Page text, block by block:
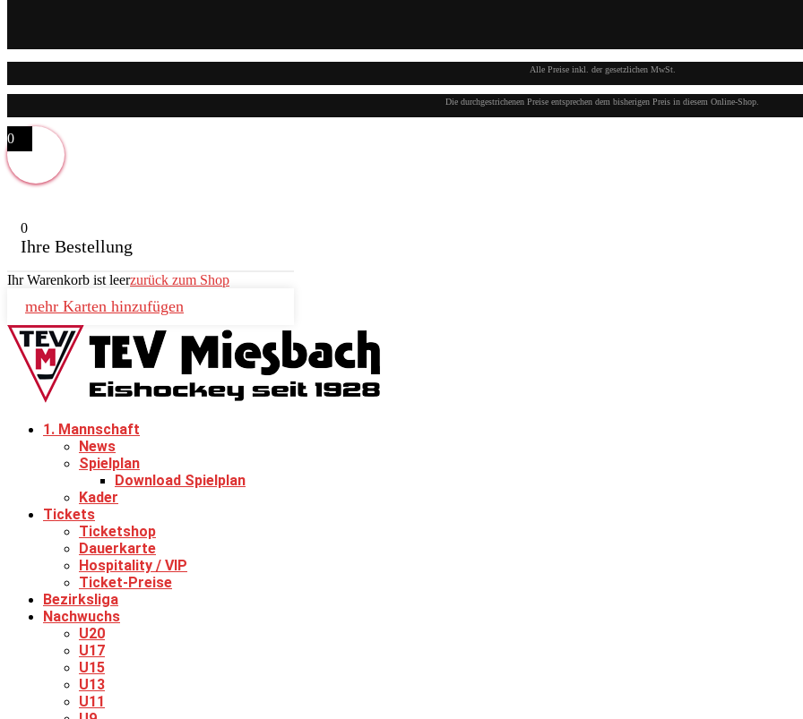
Alle Preise inkl. der gesetzlichen MwSt.
Die durchgestrichenen Preise entsprechen dem bisherigen Preis in diesem Online-Shop.
0
0
Ihre Bestellung
Ihr Warenkorb ist leerzurück zum Shop
mehr Karten hinzufügen
1. Mannschaft
News
Spielplan
Download Spielplan
Kader
Tickets
Ticketshop
Dauerkarte
Hospitality / VIP
Ticket-Preise
Bezirksliga
Nachwuchs
U20
U17
U15
U13
U11